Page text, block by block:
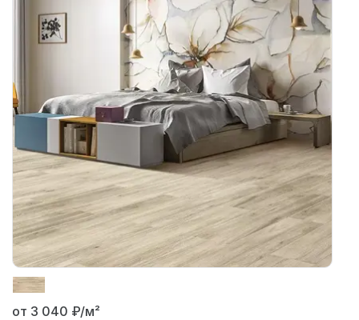
от 3 040 ₽/м²